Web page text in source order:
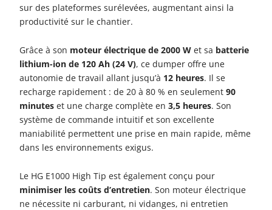
sur des plateformes surélevées, augmentant ainsi la
productivité sur le chantier.
Grâce à son moteur électrique de 2000 W et sa batterie
lithium-ion de 120 Ah (24 V), ce dumper offre une
autonomie de travail allant jusqu’à 12 heures. Il se
recharge rapidement : de 20 à 80 % en seulement90
minutes et une charge complète en3,5 heures. Son
système de commande intuitif et son excellente
maniabilité permettent une prise en main rapide, même
dans les environnements exigus.
Le HG E1000 High Tip est également conçu pour
minimiser les coûts d’entretien. Son moteur électrique
ne nécessite ni carburant, ni vidanges, ni entretien